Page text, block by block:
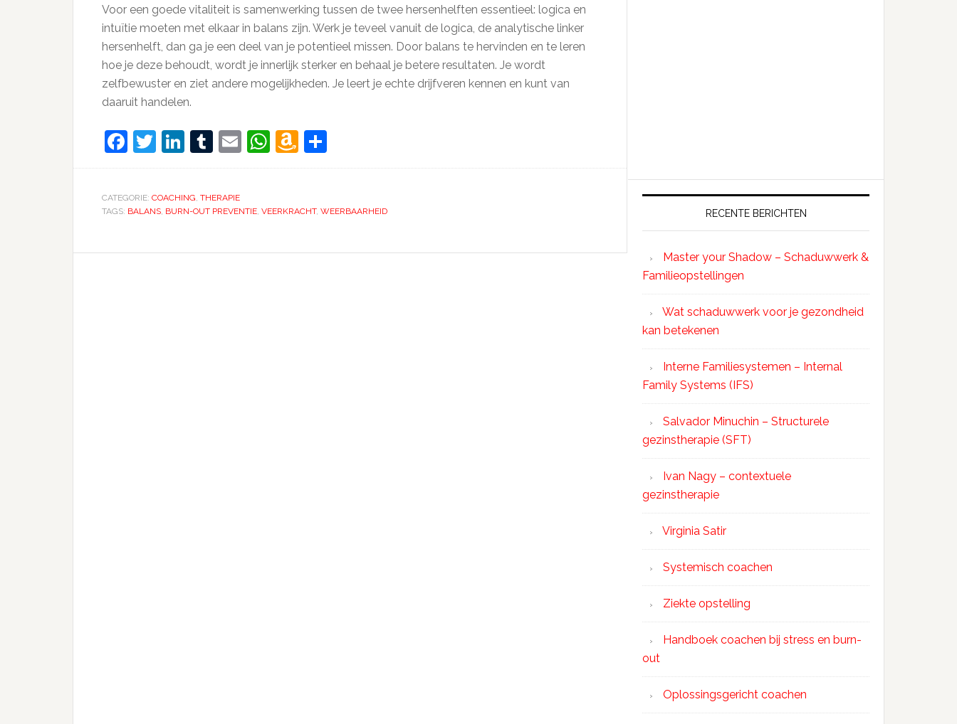
Voor een goede vitaliteit is samenwerking tussen de twee hersenhelften essentieel: logica en
intuïtie moeten met elkaar in balans zijn. Werk je teveel vanuit de logica, de analytische linker
hersenhelft, dan ga je een deel van je potentieel missen. Door balans te hervinden en te leren
hoe je deze behoudt, wordt je innerlijk sterker en behaal je betere resultaten. Je wordt
zelfbewuster en ziet andere mogelijkheden. Je leert je echte drijfveren kennen en kunt van
daaruit handelen.
Facebook
Twitter
LinkedIn
Tumblr
EmailWhatsApp
Amazon
Wish
CATEGORIE: COACHING THERAPIE
TAGS: BALANS BURN-OUT PREVENTIE VEERKRACHT, WEERBAARHEID RECENTE BERICHTEN
Master your Shadow – Schaduwwerk &
Familieopstellingen
Wat schaduwwerk voor je gezondheid
kan betekenen
Interne Familiesystemen – Internal
Family Systems (IFS)
Salvador Minuchin – Structurele
gezinstherapie (SFT)
Ivan Nagy – contextuele
gezinstherapie
Virginia Satir
Systemisch coachen
Ziekte opstelling
Handboek coachen bij stress en burn-
out
Oplossingsgericht coachen